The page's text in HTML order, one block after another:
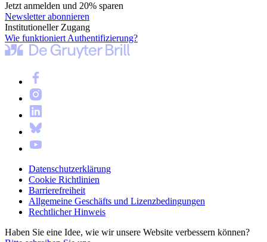
Jetzt anmelden und 20% sparen
Newsletter abonnieren
Institutioneller Zugang
Wie funktioniert Authentifizierung?
Datenschutzerklärung
Cookie Richtlinien
Barrierefreiheit
Allgemeine Geschäfts und Lizenzbedingungen
Rechtlicher Hinweis
Haben Sie eine Idee, wie wir unsere Website verbessern können?